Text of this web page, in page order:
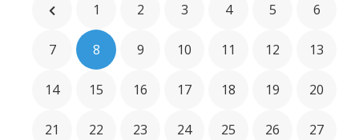
1 2 3 4 5 6
7 8 9 10 11 12 13
14 15 16 17 18 19 20
21 22 23 24 25 26 27